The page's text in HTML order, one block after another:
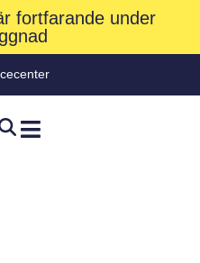
fortfarande under